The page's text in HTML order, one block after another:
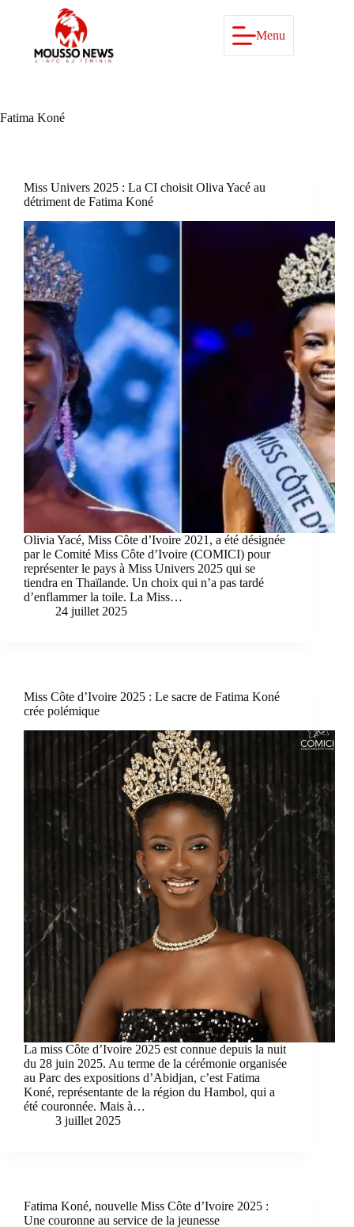
Menu
Fatima Koné
Miss Univers 2025 : La CI choisit Oliva Yacé au
détriment de Fatima Koné
Olivia Yacé, Miss Côte d’Ivoire 2021, a été désignée
par le Comité Miss Côte d’Ivoire (COMICI) pour
représenter le pays à Miss Univers 2025 qui se
tiendra en Thaïlande. Un choix qui n’a pas tardé
d’enflammer la toile. La Miss…
24 juillet 2025
Miss Côte d’Ivoire 2025 : Le sacre de Fatima Koné
crée polémique
La miss Côte d’Ivoire 2025 est connue depuis la nuit
du 28 juin 2025. Au terme de la cérémonie organisée
au Parc des expositions d’Abidjan, c’est Fatima
Koné, représentante de la région du Hambol, qui a
été couronnée. Mais à…
3 juillet 2025
Fatima Koné, nouvelle Miss Côte d’Ivoire 2025 :
Une couronne au service de la jeunesse